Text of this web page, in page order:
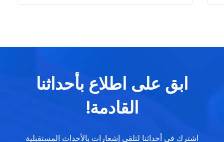
ابق على اطلاع بأحداثنا
القادمة!
اشترك في أحداثنا لتلقي إشعارات بالأحداث المستقبلية